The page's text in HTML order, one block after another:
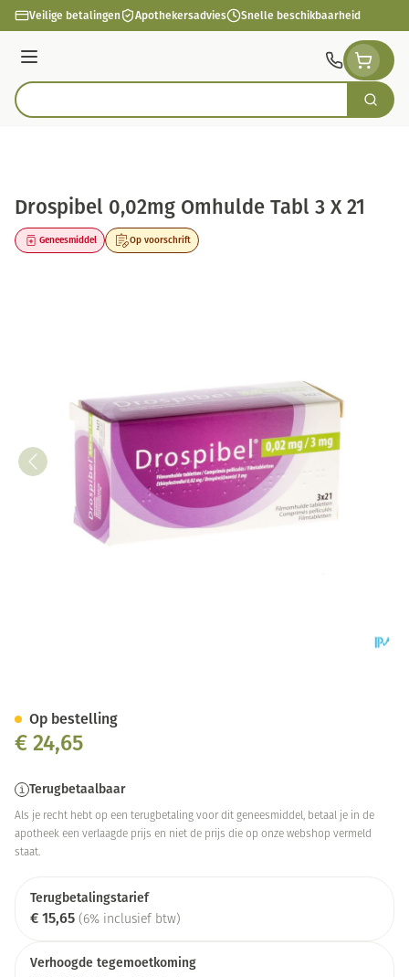
Ga naar de inhoud
Veilige betalingen Apothekersadvies Snelle beschikbaarheid
Menu
Product, merk, categorie... Zoek
Drospibel 0,02mg Omhulde Tabl 3 X 21
Op voorschrift
Geneesmiddel
€ 24,65
Terugbetaalbaar
Als je recht hebt op een terugbetaling voor dit geneesmiddel, betaal je in de
apotheek een verlaagde prijs en niet de prijs die op onze webshop vermeld
staat.
Terugbetalingstarief
€ 15,65 (6% inclusief btw)
Verhoogde tegemoetkoming
Op bestelling